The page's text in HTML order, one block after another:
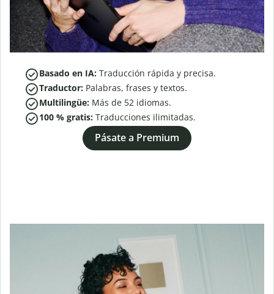
Basado en IA: Traducción rápida y precisa.
Traductor: Palabras, frases y textos.
Multilingüe: Más de 52 idiomas.
100 % gratis: Traducciones ilimitadas.
Pásate a Premium